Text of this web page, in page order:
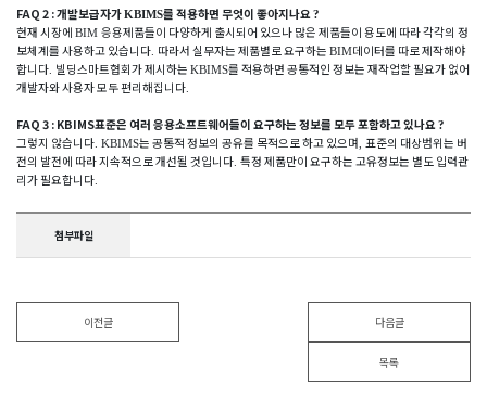
FAQ 2 :개발보급자가KBIMS를 적용하면 무엇이 좋아지나요?
현재 시장에 BIM 응용제품들이 다양하게 출시되어 있으나 많은 제품들이 용도에 따라 각각의 정
보체계를 사용하고 있습니다 따라서 실무자는 제품별로 요구하는 BIM데이터를 따로 제작해야
합니다 빌딩스마트협회가 제시하는 KBIMS를 적용하면 공통적인 정보는 재작업할 필요가 없어
개발자와 사용자 모두 편리해집니다
FAQ 3 : KBIMS표준은 여러 응용소프트웨어들이 요구하는 정보를 모두 포함하고 있나요?
그렇지 않습니다 . KBIMS는 공통적 정보의 공유를 목적으로 하고 있으며 표준의 대상범위는 버
전의 발전에 따라 지속적으로 개선될 것입니다 특정 제품만이 요구하는 고유정보는 별도 입력관
리가 필요합니다
첨부파일
이전글 다음글
목록